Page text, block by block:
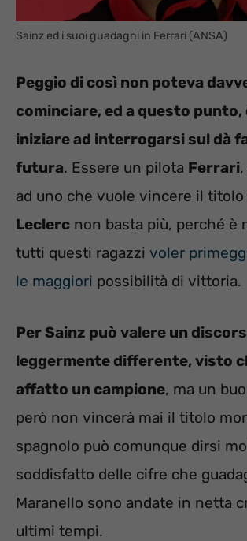
Sainz ed i suoi guadagni in Ferrari (ANSA)
Peggio di così non poteva
cominciare, ed a questo punto,
iniziare ad interrogarsi sul dà
futura. Essere un pilota Ferrari
ad uno che vuole vincere il titolo
Leclerc non basta più, perché è
tutti questi ragazzi voler
le maggiori possibilità di vittoria.
Per Sainz può valere un
leggermente differente, visto
affatto un campione, ma un
però non vincerà mai il titolo
spagnolo può comunque dirsi
soddisfatto delle cifre che
Maranello sono andate in netta
ultimi tempi.